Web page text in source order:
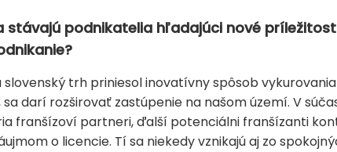
stávajú podnikatelia hľadajúci nové
trh priniesol inovatívny spôsob
darí rozširovať zastúpenie na našom území. V
franšízoví partneri, ďalší potenciálni franšízanti
o licencie. Tí sa niekedy vznikajú aj zo